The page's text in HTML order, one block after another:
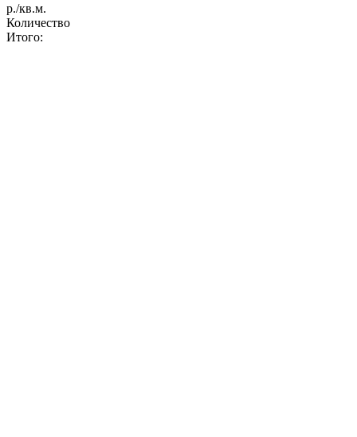
р./кв.м.
Количество
Итого: